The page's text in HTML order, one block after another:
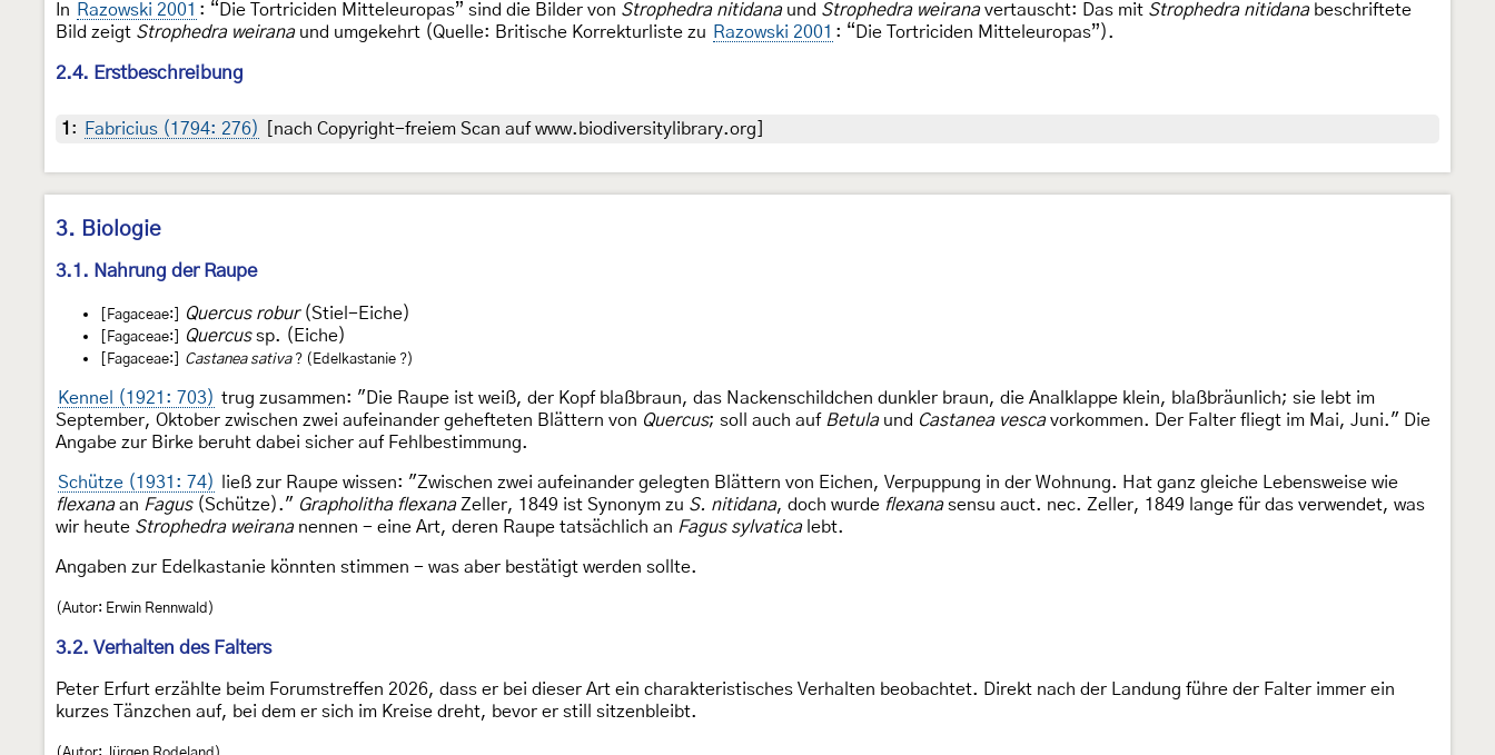
In Razowski 2001 : “Die Tortriciden Mitteleuropas” sind die Bilder von Strophedra nitidanaund Strophedra weiranavertauscht: Das mit Strophedra nitidanabeschriftete
Bild zeigt Strophedra weiranaund umgekehrt (Quelle: Britische Korrekturliste zu Razowski 2001 : “Die Tortriciden Mitteleuropas”).
2.4. Erstbeschreibung
1 : Fabricius (1794: 276) [nach Copyright-freiem Scan auf www.biodiversitylibrary.org]
3. Biologie
3.1. Nahrung der Raupe
[Fagaceae:] Quercus robur(Stiel-Eiche)
[Fagaceae:] Quercussp. (Eiche)
[Fagaceae:] Castanea sativa? (Edelkastanie ?)
Kennel (1921: 703) trug zusammen: "Die Raupe ist weiß, der Kopf blaßbraun, das Nackenschildchen dunkler braun, die Analklappe klein, blaßbräunlich; sie lebt im
September, Oktober zwischen zwei aufeinander gehefteten Blättern von Quercus; soll auch auf Betulaund Castanea vescavorkommen. Der Falter fliegt im Mai, Juni." Die
Angabe zur Birke beruht dabei sicher auf Fehlbestimmung.
Schütze (1931: 74)
ließ zur Raupe wissen: "Zwischen zwei aufeinander gelegten Blättern von Eichen, Verpuppung in der Wohnung. Hat ganz gleiche Lebensweise wie
flexanaan Fagus(Schütze)." Grapholitha flexanaZeller, 1849 ist Synonym zu S. nitidana, doch wurde flexanasensu auct. nec. Zeller, 1849 lange für das verwendet, was
wir heute Strophedra weirananennen - eine Art, deren Raupe tatsächlich an Fagus sylvaticalebt.
Angaben zur Edelkastanie könnten stimmen - was aber bestätigt werden sollte.
(Autor: Erwin Rennwald)
3.2. Verhalten des Falters
Peter Erfurt erzählte beim Forumstreffen 2026, dass er bei dieser Art ein charakteristisches Verhalten beobachtet. Direkt nach der Landung führe der Falter immer ein
kurzes Tänzchen auf, bei dem er sich im Kreise dreht, bevor er still sitzenbleibt.